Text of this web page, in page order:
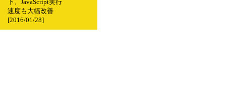
下、JavaScript実行
速度も大幅改善
[2016/01/28]